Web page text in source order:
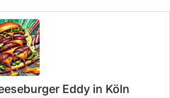
Eddy in Köln